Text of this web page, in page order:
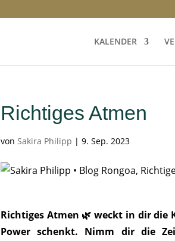
KALENDER
Richtiges Atmen
von Sakira Philipp | 9. Sep. 2023
Richtiges Atmen 🌿 weckt in dir die
Power schenkt. Nimm dir die